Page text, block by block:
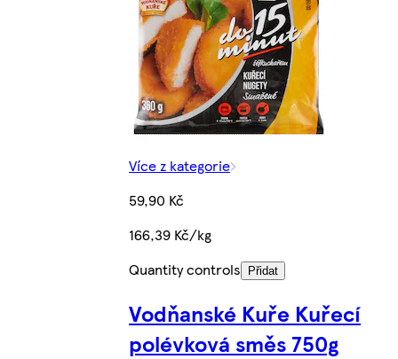
Více z kategorie
59,90 Kč
166,39 Kč/kg
Quantity controls
Přidat
Vodňanské Kuře Kuřecí
polévková směs 750g